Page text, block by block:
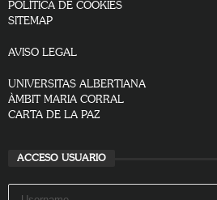
POLÍTICA DE COOKIES
SITEMAP
AVISO LEGAL
UNIVERSITAS ALBERTIANA
ÀMBIT MARIA CORRAL
CARTA DE LA PAZ
ACCESO USUARIO